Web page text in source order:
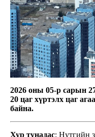
2026 оны 05-р сарын
20 цаг хүртэлх цаг
байна.
Хур тунадас: Нутгийн